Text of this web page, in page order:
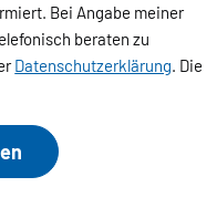
Bei Angabe meiner
beraten zu
Datenschutzerklärung. Die